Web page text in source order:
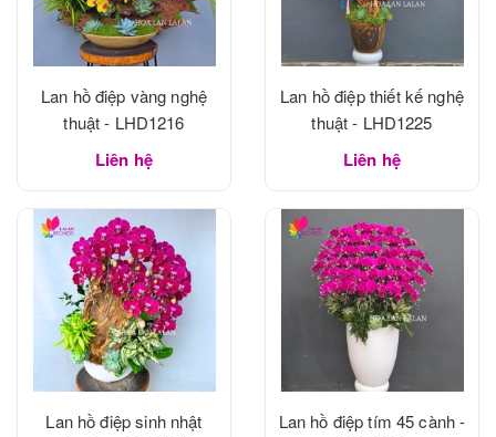
Lan hồ điệp vàng nghệ
thuật - LHD1216
Liên hệ
Lan hồ điệp thiết kế nghệ
thuật - LHD1225
Liên hệ
Lan hồ điệp sinh nhật
Lan hồ điệp tím 45 cành -